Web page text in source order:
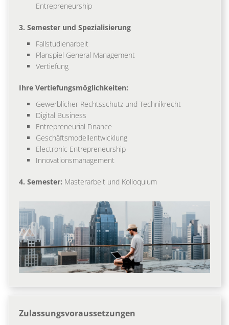
Entrepreneurship
3. Semester und Spezialisierung
Fallstudienarbeit
Planspiel General Management
Vertiefung
Ihre Vertiefungsmöglichkeiten:
Gewerblicher Rechtsschutz und Technikrecht
Digital Business
Entrepreneurial Finance
Geschäftsmodellentwicklung
Electronic Entrepreneurship
Innovationsmanagement
4. Semester: Masterarbeit und Kolloquium
Zulassungsvoraussetzungen